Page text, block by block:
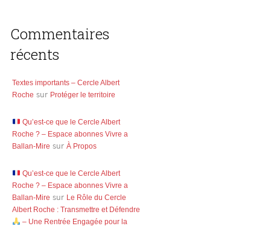
Commentaires
récents
Textes importants – Cercle Albert
Roche sur Protéger le territoire
Qu’est-ce que le Cercle Albert
Roche ? – Espace abonnes Vivre a
Ballan-Mire surÀ Propos
Qu’est-ce que le Cercle Albert
Roche ? – Espace abonnes Vivre a
Ballan-Mire sur Le Rôle du Cercle
Albert Roche : Transmettre et Défendre
– Une Rentrée Engagée pour la